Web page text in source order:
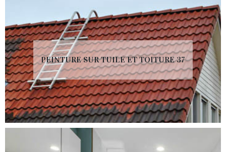
PEINTURE SUR TUILE ET TOITURE 37